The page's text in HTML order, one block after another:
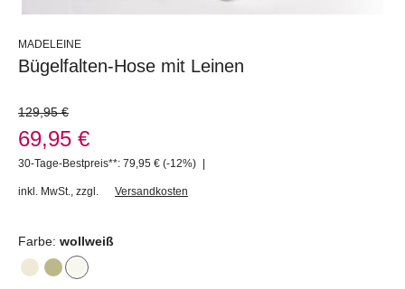
MADELEINE
Bügelfalten-Hose mit Leinen
129,95 €
69,95 €
30-Tage-Bestpreis**: 79,95 € (-12%) |
inkl. MwSt. zzgl. Versandkosten
Farbe: wollweiß